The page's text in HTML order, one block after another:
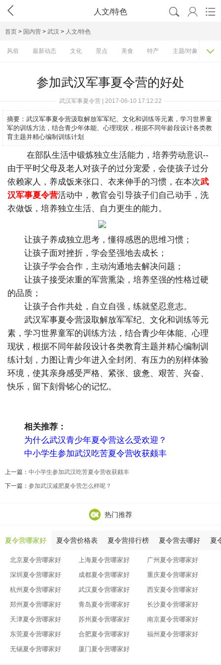
 人文/特色   
首页 > 国内营 > 武汉 > 人文/特色
风俗 最新动态 文化 景点 美食 特产 主题/对象 费

参加武汉军事夏令营的好处
武汉军事夏令营 | 2017-06-10 17:12:22
摘要： 武汉军事夏令营汲取解放军军纪、文化和训练等元素，学习世界童
军的训练方法，结合青少年体能、心理现状，根据不同年龄段设计各类教
育主题并精心编制训练计划
在部队生活中锻炼独立生活能力，培养劳动意识--
由于平时父母及老人对孩子的过分宠爱，会使孩子过分
依赖家人，养成饭来张口、衣来伸手的习惯，在本次武
汉军事夏令营活动中，教官会引导孩子们自己动手，洗
衣做饭，培养独立生活、自力更生的能力。
让孩子养成独立思考，懂得感恩的思维习惯；
让孩子面对挫折，学会坚强地去成长；
让孩子学会合作，主动沟通地去解决问题；
让孩子接受浓重的军营熏染，培养坚强的性格过硬
的品质；
让孩子合作共处，自立自强，练就坚忍意志。
武汉军事夏令营汲取解放军军纪、文化和训练等元
素，学习世界童军的训练方法，结合青少年体能、心理
现状，根据不同年龄段设计各类教育主题并精心编制训
练计划，力图让青少年进入全封闭、有压力的别样体验
环境，使其亲身感受严格、紧张、疲惫、艰苦、兴奋、
快乐，留下刻骨铭心的记忆。
相关推荐：
为什么武汉青少年夏令营这么受欢迎？
中小学生参加武汉吃苦夏令营收获颇丰
上一篇： 中小学生参加武汉吃苦夏令营收获颇丰
下一篇： 参加武汉减肥夏令营怎么样呢？
热门推荐
夏令营哪家好 夏令营价格表 夏令营排行榜 夏令营去哪好 夏
北京夏令营哪家好 上海夏令营哪家好
广州夏令营哪家好
深圳夏令营哪家好
成都夏令营哪家好
重庆夏令营哪家好
杭州夏令营哪家好
武汉夏令营哪家好
西安夏令营哪家好
郑州夏令营哪家好
青岛夏令营哪家好
长沙夏令营哪家好
天津夏令营哪家好
苏州夏令营哪家好
南京夏令营哪家好
东莞夏令营哪家好
合肥夏令营哪家好
福州夏令营哪家好
无锡夏令营哪家好
厦门夏令营哪家好